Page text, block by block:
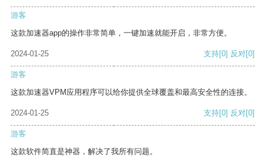
游客
这款加速器app的操作非常简单，一键加速就能开启，非常方便。
2024-01-25 支持[0] 反对[0]
游客
这款加速器VPM应用程序可以给你提供全球覆盖和最高安全性的连接。
2024-01-25 支持[0] 反对[0]
游客
这款软件简直是神器，解决了我所有问题。